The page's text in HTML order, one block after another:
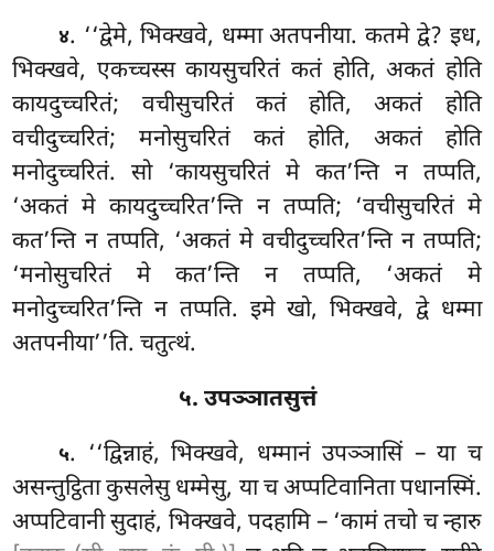
४. ‘‘द्वेमे, भिक्खवे, धम्मा अतपनीया. कतमेद्वे? इध,
भिक्खवे, एकच्चस्स कायसुचरितं कतं होति, अकतं होति
कायदुच्चरितं; वचीसुचरितं कतं होति, अकतं होति
वचीदुच्चरितं; मनोसुचरितं कतं होति, अकतं होति
मनोदुच्चरितं. सो ‘कायसुचरितं मे कत’न्ति न तप्पति,
‘अकतं मे कायदुच्चरित’न्ति न तप्पति; ‘वचीसुचरितं मे
कत’न्ति न तप्पति, ‘अकतं मे वचीदुच्चरित’न्ति न तप्पति;
‘मनोसुचरितं मे कत’न्ति न तप्पति, ‘अकतं मे
मनोदुच्चरित’न्ति न तप्पति. इमे खो, भिक्खवे, द्वे धम्मा
अतपनीया’’ति. चतुत्थं.
५. उपञ्ञातसुत्तं
५. ‘‘द्विन्नाहं, भिक्खवे, धम्मानं उपञ्ञासिं – या च
असन्तुट्ठिता कुसलेसु धम्मेसु, या च अप्पटिवानिता पधानस्मिं.
अप्पटिवानी सुदाहं, भिक्खवे, पदहामि – ‘कामं तचो च न्हारु